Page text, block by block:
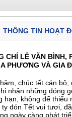
THÔNG TIN HOẠT
CHÍ LÊ VĂN BÌNH,
PHƯƠNG VÀ GIA
chúc tết cán bộ,
nhận những đóng
hạn, không để thiếu
ty đón Tết vui tươi,
ngày càng phát